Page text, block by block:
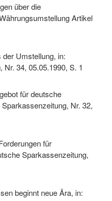
über die
Artikel
Umstellung, in:
34, 05.05.1990, S. 1
für deutsche
Nr. 32,
für
Sparkassenzeitung,
beginnt neue Ära, in: